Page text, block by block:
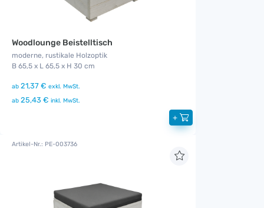
Woodlounge Beistelltisch
moderne, rustikale Holzoptik
B 65,5 x L 65,5 x H 30 cm
ab 21,37 € exkl. MwSt.
ab 25,43 € inkl. MwSt.
+
Artikel-Nr.: PE-003736